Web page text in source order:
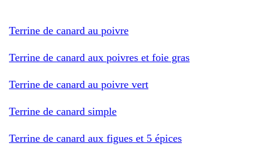
Terrine de canard au poivre
Terrine de canard aux poivres et foie gras
Terrine de canard au poivre vert
Terrine de canard simple
Terrine de canard aux figues et 5 épices